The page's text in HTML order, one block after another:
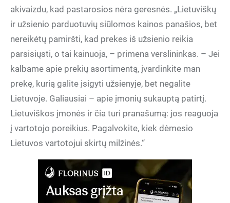
akivaizdu, kad pastarosios nėra geresnės. „Lietuviškų
ir užsienio parduotuvių siūlomos kainos panašios, bet
nereikėtų pamiršti, kad prekes iš užsienio reikia
parsisiųsti, o tai kainuoja, – primena verslininkas. – Jei
kalbame apie prekių asortimentą, įvardinkite man
prekę, kurią galite įsigyti užsienyje, bet negalite
Lietuvoje. Galiausiai – apie įmonių sukauptą patirtį.
Lietuviškos įmonės ir čia turi pranašumą: jos reaguoja
į vartotojo poreikius. Pagalvokite, kiek dėmesio
Lietuvos vartotojui skirtų milžinės.“